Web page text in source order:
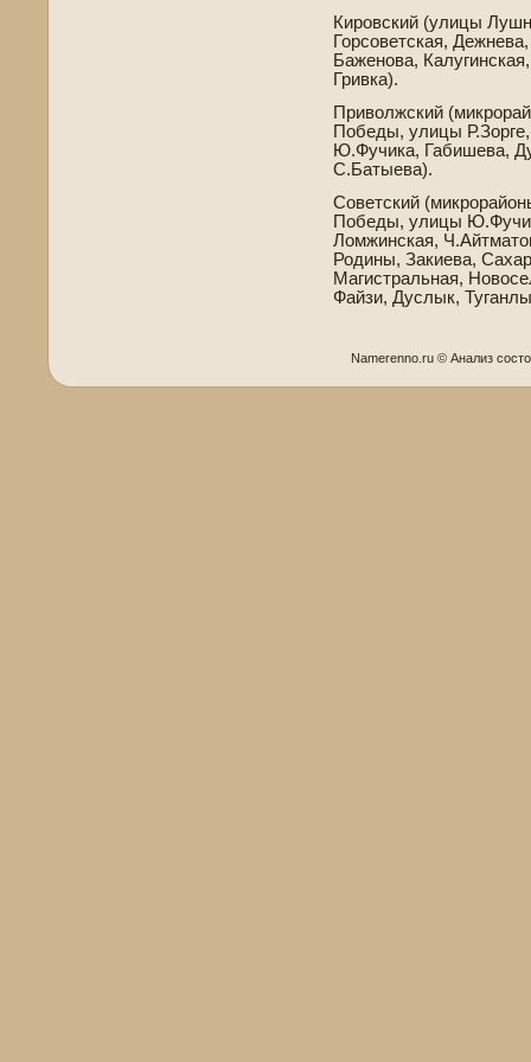
Кировский (улицы
Горсове­тская,
Баженова,
Гривка).
Приволжский
Победы, улицы
Ю.Фучика, Габи­шева,
С.Батыева).
Сове­тский
Победы, улицы
Ломжинская,
Родины, Закиева,
Магистральная,
Файзи, Дуслык,
Namerenno.ru © Анализ